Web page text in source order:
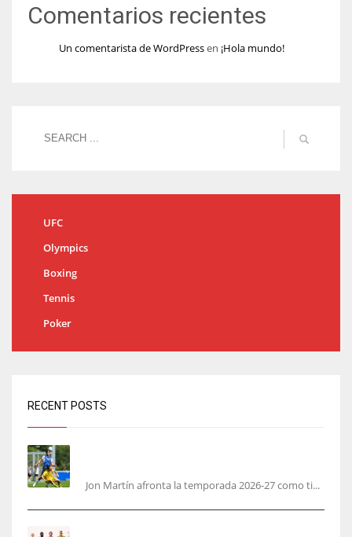
Comentarios recientes
Un comentarista de WordPressen ¡Hola mundo!
UFC
Olympics
Boxing
Tennis
Poker
RECENT POSTS
Jon Martín afronta la temporada 2026-27 como ti...